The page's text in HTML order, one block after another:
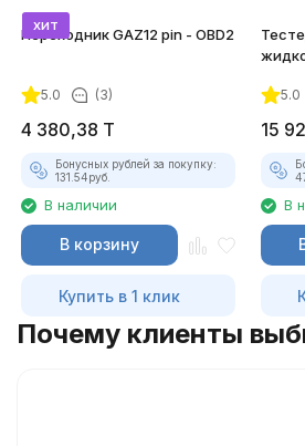
хит
Переходник GAZ12 pin - OBD2
5.0 (3)
4 380,38 T
Бонусных рублей за покупку:
131.54руб.
В наличии
В корзину
Купить в 1 клик
5.0
15
В
Почему клиенты